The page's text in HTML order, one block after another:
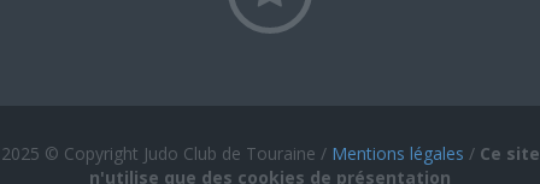
2025 © Copyright Judo Club de Touraine / Mentions légales / Ce site
n'utilise que des cookies de présentation